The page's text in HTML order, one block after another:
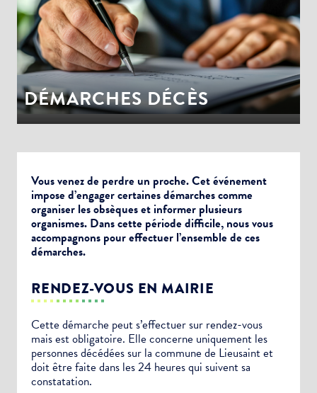
LA VILLE
DÉMOCRATIE
PARTICIPATIVE
DÉMARCHES DÉCÈS
Vous venez de perdre un proche. Cet événement
impose d’engager certaines démarches comme
organiser les obsèques et informer plusieurs
organismes. Dans cette période difficile, nous vous
accompagnons pour effectuer l’ensemble de ces
démarches.
RENDEZ-VOUS EN MAIRIE
Cette démarche peut s’effectuer sur rendez-vous
mais est obligatoire. Elle concerne uniquement les
personnes décédées sur la commune de Lieusaint et
doit être faite dans les 24 heures qui suivent sa
constatation.